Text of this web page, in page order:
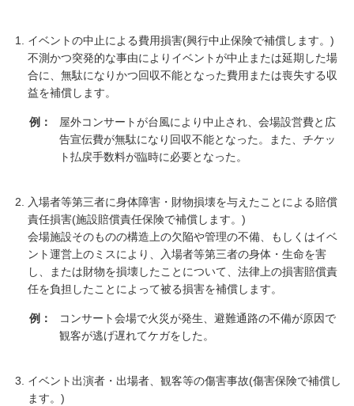
イベントの中止による費用損害(興行中止保険で補償します。)
不測かつ突発的な事由によりイベントが中止または延期した場
合に、無駄になりかつ回収不能となった費用または喪失する収
益を補償します。
例：
屋外コンサートが台風により中止され、会場設営費と広
告宣伝費が無駄になり回収不能となった。また、チケッ
ト払戻手数料が臨時に必要となった。
入場者等第三者に身体障害・財物損壊を与えたことによる賠償
責任損害(施設賠償責任保険で補償します。)
会場施設そのものの構造上の欠陥や管理の不備、もしくはイベ
ント運営上のミスにより、入場者等第三者の身体・生命を害
し、または財物を損壊したことについて、法律上の損害賠償責
任を負担したことによって被る損害を補償します。
例：
コンサート会場で火災が発生、避難通路の不備が原因で
観客が逃げ遅れてケガをした。
イベント出演者・出場者、観客等の傷害事故(傷害保険で補償し
ます。)